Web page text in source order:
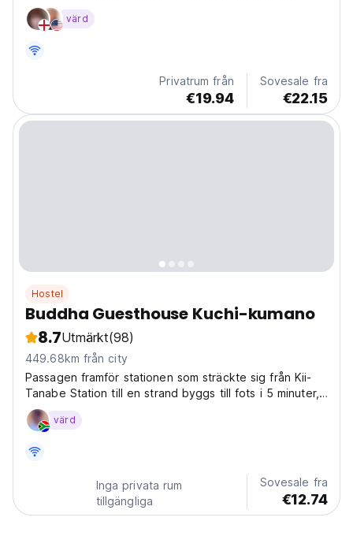
Hongu Taisha Grand Shrine.(ca 70 minuters promenad
på pilgrimsvägarna Kumano Kodo)
värd
Privatrum från
€19.94
Sovesale fra
€22.15
Hostel
Buddha Guesthouse Kuchi-kumano
8.7Utmärkt(98)
449.68km från city
Passagen framför stationen som sträckte sig från Kii-
Tanabe Station till en strand byggs till fots i 5 minuter,
och Machiya i 60 år är ett pensionat.
värd
Inga privata rum
tillgängliga
Sovesale fra
€12.74